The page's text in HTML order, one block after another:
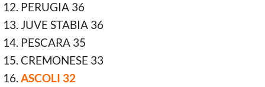
PERUGIA 36
JUVE STABIA 36
PESCARA 35
CREMONESE 33
ASCOLI 32